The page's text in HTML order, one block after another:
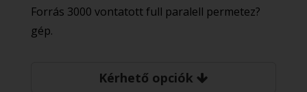
Forrás 3000 vontatott full paralell permetez?
gép.
Kérhető opciók